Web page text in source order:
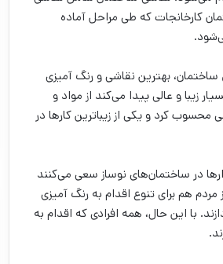
کارخانجات که طی مراحل آماده
بهترین نقاشی و رنگ آمیزی
زیبا و عالی پیدا می‌‌کند از مواد و
کرد و یکی از زیباترین کارها در
در ساختمان‌‌های نوساز سعی می‌‌کنند
هم برای تنوع اقدام به رنگ آمیزی
با این حال، همه افرادی که اقدام به